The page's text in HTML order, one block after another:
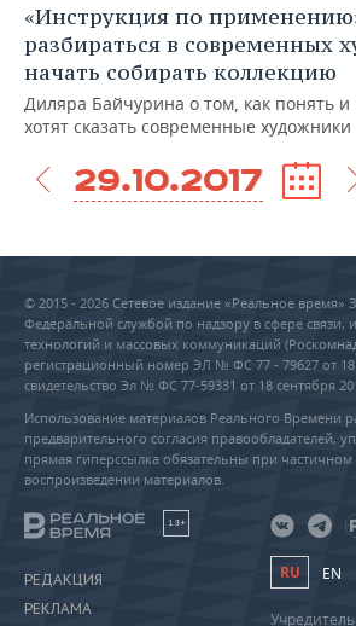
«Инструкция по
разбираться в современных
начать собирать коллекцию
Диляра Байчурина о том, как понять и
хотят сказать современные художники
29.10.2017
© 2015 - 2026 Сетевое издание «Реальное время»
Федеральной службой по надзору в сфере
технологий и массовых коммуникаций
регистрационный номер ЭЛ № ФС 77 - 79627 от 18
свидетельство Эл № ФС 77-59331 от 18 сентября
Использование материалов Реального Времени
предварительного согласия правообладателей,
прямая гиперссылка обязательны при
воспроизведении материалов.
18+
РЕДАКЦИЯ
РЕКЛАМА
RU EN